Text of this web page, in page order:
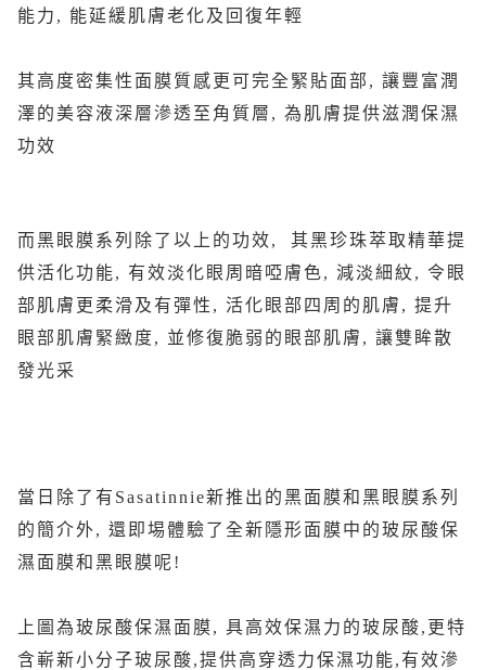
能力, 能延緩肌膚老化及回復年輕
其高度密集性面膜質感更可完全緊貼面部, 讓豐富潤
澤的美容液深層滲透至角質層, 為肌膚提供滋潤保濕
功效
而黑眼膜系列除了以上的功效, 其黑珍珠萃取精華提
供活化功能, 有效淡化眼周暗啞膚色, 減淡細紋, 令眼
部肌膚更柔滑及有彈性, 活化眼部四周的肌膚, 提升
眼部肌膚緊緻度, 並修復脆弱的眼部肌膚, 讓雙眸散
發光采
當日除了有Sasatinnie新推出的黑面膜和黑眼膜系列
的簡介外, 還即埸體驗了全新隱形面膜中的玻尿酸保
濕面膜和黑眼膜呢!
上圖為玻尿酸保濕面膜, 具高效保濕力的玻尿酸,更特
含嶄新小分子玻尿酸,提供高穿透力保濕功能,有效滲